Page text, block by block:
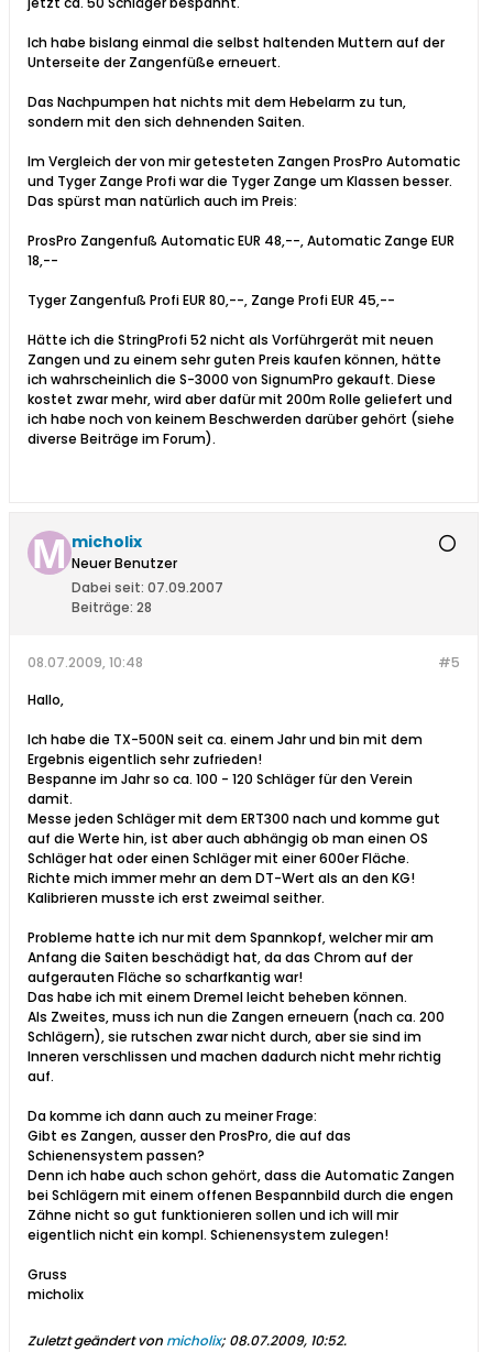
Ich habe bislang einmal die selbst haltenden Muttern auf der
Unterseite der Zangenfüße erneuert.
Das Nachpumpen hat nichts mit dem Hebelarm zu tun,
sondern mit den sich dehnenden Saiten.
Im Vergleich der von mir getesteten Zangen ProsPro Automatic
und Tyger Zange Profi war die Tyger Zange um Klassen besser.
Das spürst man natürlich auch im Preis:
ProsPro Zangenfuß Automatic EUR 48,--, Automatic Zange EUR
18,--
Tyger Zangenfuß Profi EUR 80,--, Zange Profi EUR 45,--
Hätte ich die StringProfi 52 nicht als Vorführgerät mit neuen
Zangen und zu einem sehr guten Preis kaufen können, hätte
ich wahrscheinlich die S-3000 von SignumPro gekauft. Diese
kostet zwar mehr, wird aber dafür mit 200m Rolle geliefert und
ich habe noch von keinem Beschwerden darüber gehört (siehe
diverse Beiträge im Forum).
micholix
Neuer Benutzer
Dabei seit: 07.09.2007
Beiträge: 28
#5
08.07.2009, 10:48
Hallo,
Ich habe die TX-500N seit ca. einem Jahr und bin mit dem
Ergebnis eigentlich sehr zufrieden!
Bespanne im Jahr so ca. 100 - 120 Schläger für den Verein
damit.
Messe jeden Schläger mit dem ERT300 nach und komme gut
auf die Werte hin, ist aber auch abhängig ob man einen OS
Schläger hat oder einen Schläger mit einer 600er Fläche.
Richte mich immer mehr an dem DT-Wert als an den KG!
Kalibrieren musste ich erst zweimal seither.
Probleme hatte ich nur mit dem Spannkopf, welcher mir am
Anfang die Saiten beschädigt hat, da das Chrom auf der
aufgerauten Fläche so scharfkantig war!
Das habe ich mit einem Dremel leicht beheben können.
Als Zweites, muss ich nun die Zangen erneuern (nach ca. 200
Schlägern), sie rutschen zwar nicht durch, aber sie sind im
Inneren verschlissen und machen dadurch nicht mehr richtig
auf.
Da komme ich dann auch zu meiner Frage:
Gibt es Zangen, ausser den ProsPro, die auf das
Schienensystem passen?
Denn ich habe auch schon gehört, dass die Automatic Zangen
bei Schlägern mit einem offenen Bespannbild durch die engen
Zähne nicht so gut funktionieren sollen und ich will mir
eigentlich nicht ein kompl. Schienensystem zulegen!
Gruss
micholix
Zuletzt geändert von micholix; 08.07.2009, 10:52.